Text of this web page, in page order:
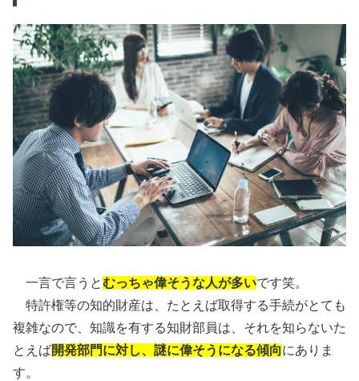
一言で言うとむっちゃ偉そうな人が多いです笑。
特許権等の知的財産は、たとえば取得する手続がとても
複雑なので、知識を有する知財部員は、それを知らないた
とえば開発部門に対し、謎に偉そうになる傾向にありま
す。